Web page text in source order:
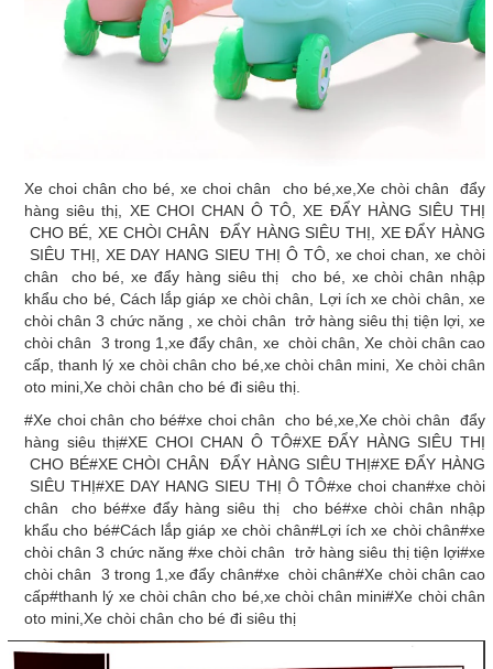
Xe choi chân cho bé, xe choi chân cho bé,xe,Xe chòi chân đẩy
hàng siêu thị, XE CHOI CHAN Ô TÔ, XE ĐẨY HÀNG SIÊU THỊ
CHO BÉ, XE CHÒI CHÂN ĐẨY HÀNG SIÊU THỊ, XE ĐẨY HÀNG
SIÊU THỊ, XE DAY HANG SIEU THỊ Ô TÔ, xe choi chan, xe chòi
chân cho bé, xe đẩy hàng siêu thị cho bé, xe chòi chân nhập
khẩu cho bé, Cách lắp giáp xe chòi chân, Lợi ích xe chòi chân, xe
chòi chân 3 chức năng , xe chòi chân trở hàng siêu thị tiện lợi, xe
chòi chân 3 trong 1,xe đẩy chân, xe chòi chân, Xe chòi chân cao
cấp, thanh lý xe chòi chân cho bé,xe chòi chân mini, Xe chòi chân
oto mini,Xe chòi chân cho bé đi siêu thị.
#Xe choi chân cho bé#xe choi chân cho bé,xe,Xe chòi chân đẩy
hàng siêu thị#XE CHOI CHAN Ô TÔ#XE ĐẨY HÀNG SIÊU THỊ
CHO BÉ#XE CHÒI CHÂN ĐẨY HÀNG SIÊU THỊ#XE ĐẨY HÀNG
SIÊU THỊ#XE DAY HANG SIEU THỊ Ô TÔ#xe choi chan#xe chòi
chân cho bé#xe đẩy hàng siêu thị cho bé#xe chòi chân nhập
khẩu cho bé#Cách lắp giáp xe chòi chân#Lợi ích xe chòi chân#xe
chòi chân 3 chức năng #xe chòi chân trở hàng siêu thị tiện lợi#xe
chòi chân 3 trong 1,xe đẩy chân#xe chòi chân#Xe chòi chân cao
cấp#thanh lý xe chòi chân cho bé,xe chòi chân mini#Xe chòi chân
oto mini,Xe chòi chân cho bé đi siêu thị